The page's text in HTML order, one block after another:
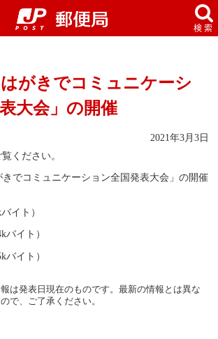
がきでコミュニケーシ
大会」の開催
2021年3月3日
ください。
きでコミュニケーション全国発表大会」の開催
イト）
バイト）
バイト）
は発表日現在のものです。最新の情報とは異な
で、ご了承ください。